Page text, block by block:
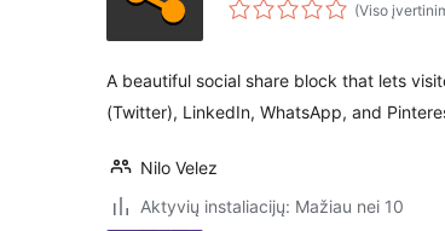
(Viso
A beautiful social share block that lets
(Twitter), LinkedIn, WhatsApp, and
Nilo Velez
Aktyvių instaliacijų: Mažiau nei 10